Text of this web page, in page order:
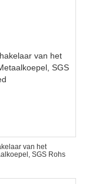
van het
SGS Rohs